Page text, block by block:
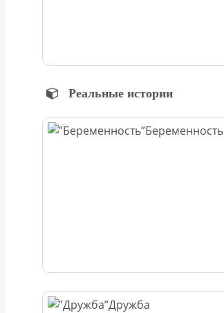
Реальные истории
Беременность
Дружба